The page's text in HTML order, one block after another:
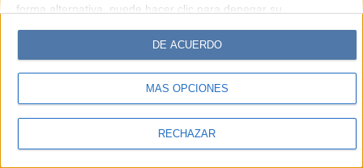
forma alternativa, puede hacer clic para denegar su
cambiar sus preferencias antes de otorgar su consentimiento.
Tenga en cuenta que algún procesamiento de sus datos
personales puede no requerir de su consentimiento, pero usted
tiene el derecho de rechazar tal procesamiento. Sus
sus preferencias o retirar su consentimiento en cualquier
MÁS OPCIONES
RECHAZAR
DE ACUERDO